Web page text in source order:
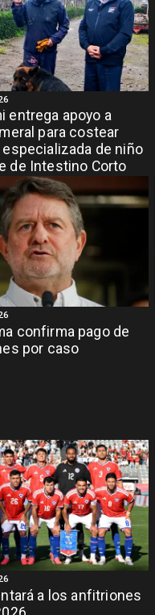
entrega apoyo a
para costear
de niño
de Intestino Corto
confirma pago de
por caso
a los anfitriones